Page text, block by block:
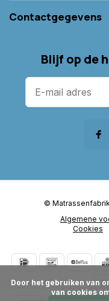
Contactgegevens
Blijf op de
Algemene
Cookies
©
van cookies